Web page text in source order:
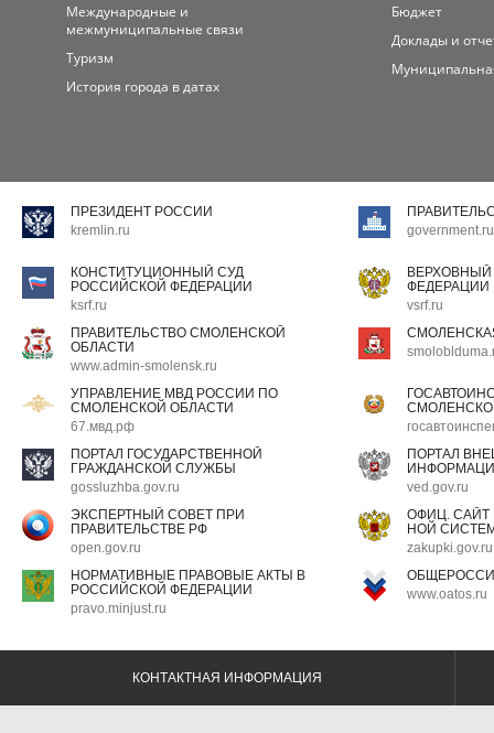
Международные и
межмуниципальные связи
Туризм
История города в датах
Бюджет
Доклады и
ПРЕЗИДЕНТ РОССИИ
kremlin.ru
government.ru
КОНСТИТУЦИОННЫЙ СУД
РОССИЙСКОЙ ФЕДЕРАЦИИ
ksrf.ru
ФЕДЕРАЦИИ
vsrf.ru
ПРАВИТЕЛЬСТВО СМОЛЕНСКОЙ
ОБЛАСТИ
www.admin-smolensk.ru
УПРАВЛЕНИЕ МВД РОССИИ ПО
СМОЛЕНСКОЙ ОБЛАСТИ
67.мвд.рф
ПОРТАЛ ГОСУДАРСТВЕННОЙ
ГРАЖДАНСКОЙ СЛУЖБЫ
gossluzhba.gov.ru
ПОРТАЛ
ved.gov.ru
ЭКСПЕРТНЫЙ СОВЕТ ПРИ
ПРАВИТЕЛЬСТВЕ РФ
open.gov.ru
ОФИЦ.
НОЙ
zakupki.gov.ru
НОРМАТИВНЫЕ ПРАВОВЫЕ АКТЫ В
РОССИЙСКОЙ ФЕДЕРАЦИИ
pravo.minjust.ru
www.oatos.ru
КОНТАКТНАЯ ИНФОРМАЦИЯ